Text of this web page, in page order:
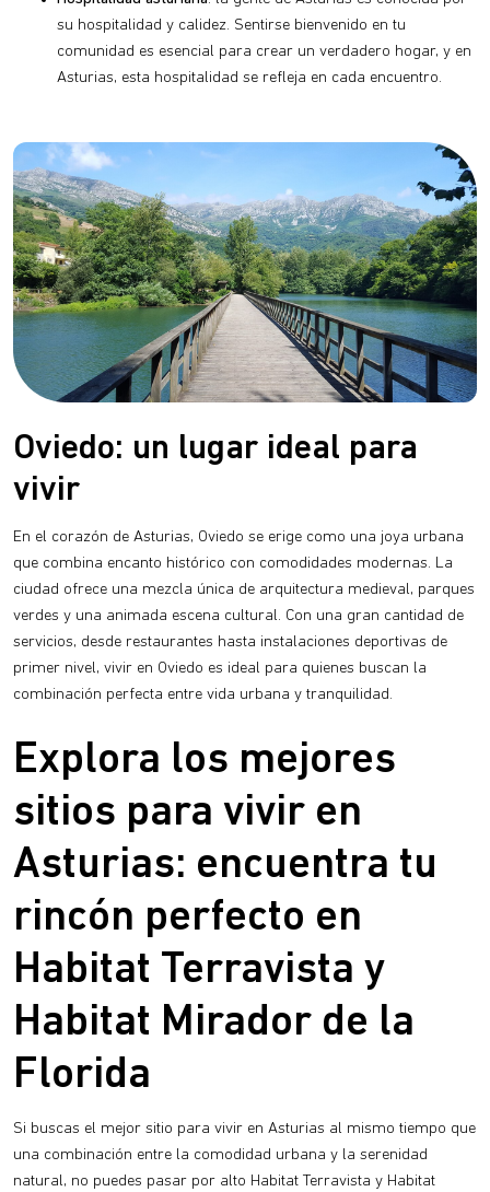
su hospitalidad y calidez. Sentirse bienvenido en tu
comunidad es esencial para crear un verdadero hogar, y en
Asturias, esta hospitalidad se refleja en cada encuentro.
Oviedo: un lugar ideal para
vivir
En el corazón de Asturias, Oviedo se erige como una joya urbana
que combina encanto histórico con comodidades modernas. La
ciudad ofrece una mezcla única de arquitectura medieval, parques
verdes y una animada escena cultural. Con una gran cantidad de
servicios, desde restaurantes hasta instalaciones deportivas de
primer nivel, vivir en Oviedo es ideal para quienes buscan la
combinación perfecta entre vida urbana y tranquilidad.
Explora los mejores
sitios para vivir en
Asturias: encuentra tu
rincón perfecto en
Habitat Terravista y
Habitat Mirador de la
Florida
Si buscas el mejor sitio para vivir en Asturias al mismo tiempo que
una combinación entre la comodidad urbana y la serenidad
natural, no puedes pasar por alto Habitat Terravista y Habitat